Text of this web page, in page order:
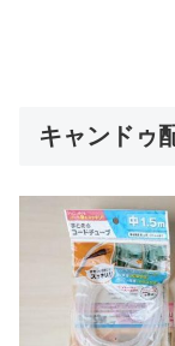
キャンドゥ